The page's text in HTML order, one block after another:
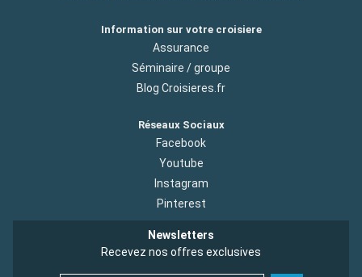
Information sur votre croisiere
Assurance
Séminaire / groupe
Blog Croisieres.fr
Réseaux Sociaux
Facebook
Youtube
Instagram
Pinterest
Newsletters
Recevez nos offres exclusives